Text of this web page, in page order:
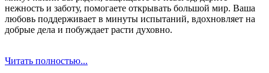
нежность и заботу, помогаете открывать большой мир. Ваша
любовь поддерживает в минуты испытаний, вдохновляет на
добрые дела и побуждает расти духовно.
Читать полностью...